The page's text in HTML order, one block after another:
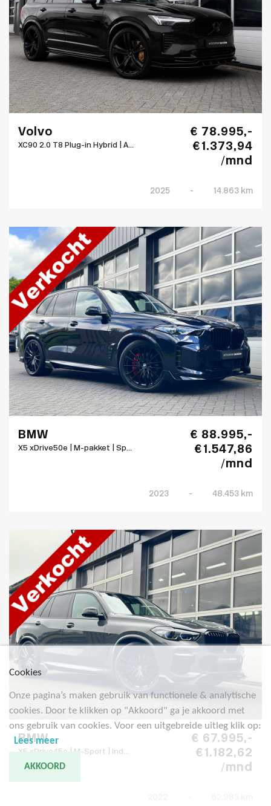
Volvo
XC90 2.0 T8 Plug-in Hybrid | A...
€ 78.995,-
€ 1.373,94
/mnd
2025 - 14.863 km
BMW
X5 xDrive50e | M-pakket | Sp...
€ 88.995,-
€ 1.547,86
/mnd
2023 - 48.453 km
BMW
X5 xDrive45e | M-Sport | Ind...
€ 67.995,-
€ 1.182,62
/mnd
Cookies
Onze pagina’s maken gebruik van functionele & analytische
cookies. Door te klikken op "Akkoord" ga je akkoord met
ons gebruik van cookies. Voor een uitgebreide uitleg klik op:
Lees meer
AKKOORD